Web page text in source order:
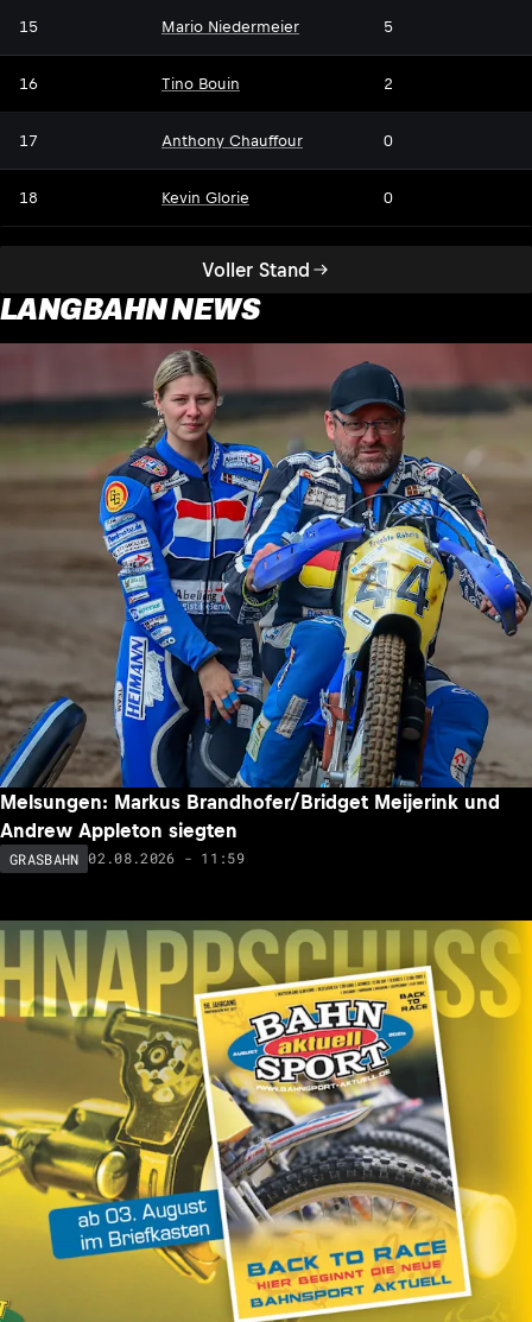
Voller Stand
15 Mario Niedermeier 5
16 Tino Bouin 2
17 Anthony Chauffour 0
18 Kevin Glorie 0
LANGBAHN NEWS
Melsungen: Markus Brandhofer/Bridget Meijerink und
Andrew Appleton siegten
GRASBAHN 02.08.2026 - 11:59